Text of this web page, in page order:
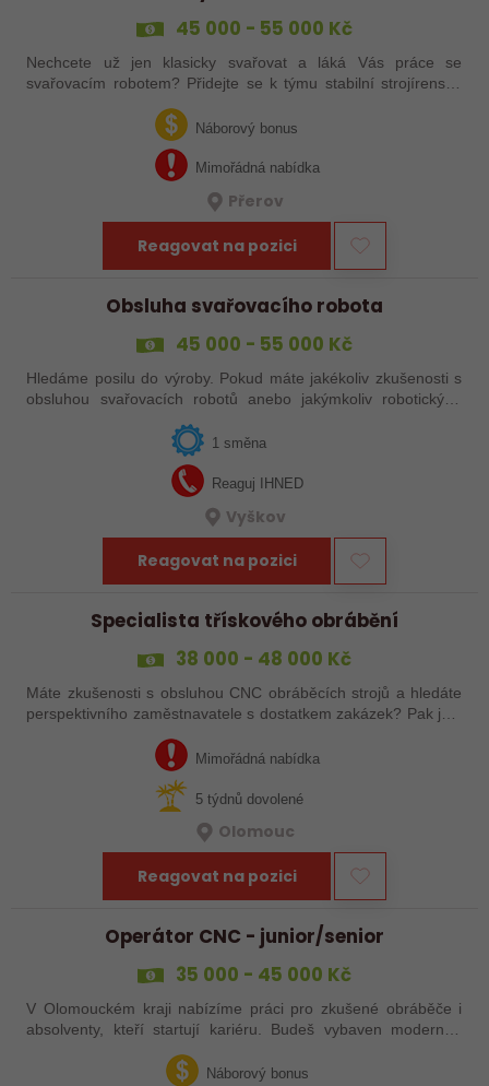
45 000 - 55 000 Kč
Nechcete už jen klasicky svařovat a láká Vás práce se
svařovacím robotem? Přidejte se k týmu stabilní strojírenské
společnosti v Hranicích a využijte své zkušenosti se
svařováním v moderní výrobě.…
Náborový bonus
Mimořádná nabídka
Přerov
Reagovat na pozici
Obsluha svařovacího robota
45 000 - 55 000 Kč
Hledáme posilu do výroby. Pokud máte jakékoliv zkušenosti s
obsluhou svařovacích robotů anebo jakýmkoliv robotickým,
1 směna
Reaguj IHNED
Vyškov
Reagovat na pozici
Specialista třískového obrábění
38 000 - 48 000 Kč
Máte zkušenosti s obsluhou CNC obráběcích strojů a hledáte
perspektivního zaměstnavatele s dostatkem zakázek? Pak jste
na správném inzerátu nabídky práce a reagujte zasláním
Mimořádná nabídka
5 týdnů dovolené
Olomouc
Reagovat na pozici
Operátor CNC - junior/senior
35 000 - 45 000 Kč
V Olomouckém kraji nabízíme práci pro zkušené obráběče i
absolventy, kteří startují kariéru. Budeš vybaven moderním
dozvědět více, neváhej…
Náborový bonus